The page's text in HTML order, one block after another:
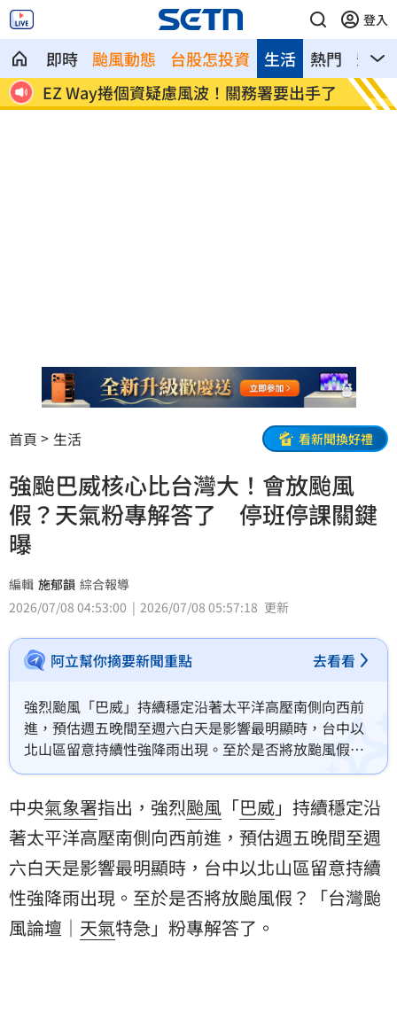
登入
即時 颱風動態 台股怎投資 熱門 影音
生活
EZ Way捲個資疑慮風波！關務署要出手了 南韓
首頁 生活 看新聞換好禮
強颱巴威核心比台灣大！會放颱風
假？天氣粉專解答了 停班停課關鍵
曝
編輯 施郁韻 綜合報導
2026/07/08 04:53:00
2026/07/08 05:57:18 更新
阿立幫你摘要新聞重點 去看看
強烈颱風「巴威」持續穩定沿著太平洋高壓南側向西前
進，預估週五晚間至週六白天是影響最明顯時，台中以
北山區留意持續性強降雨出現。至於是否將放颱風假？
「台灣颱風論壇｜天氣特急」粉專解答了。
中央氣象署指出，強烈颱風 「巴威」持續穩定沿
著太平洋高壓南側向西前進，預估週五晚間至週
六白天是影響最明顯時，台中以北山區留意持續
性強降雨出現。至於是否將放颱風假？「台灣颱
風論壇｜ 天氣特急」粉專解答了。